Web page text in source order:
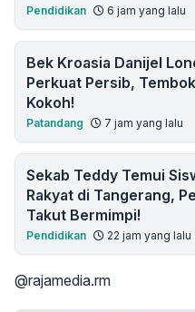
Pendidikan 6 jam yang lalu
Bek Kroasia Danijel
Perkuat Persib,
Kokoh!
Patandang 7 jam yang lalu
Sekab Teddy Temui
Rakyat di Tangerang,
Takut Bermimpi!
Pendidikan 22 jam yang lalu
@rajamedia.rm